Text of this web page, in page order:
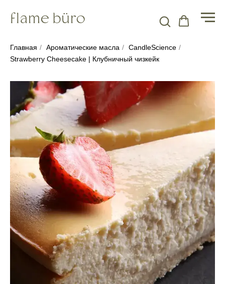
Главная / Ароматические масла / CandleScience /
Strawberry Cheesecake | Клубничный чизкейк